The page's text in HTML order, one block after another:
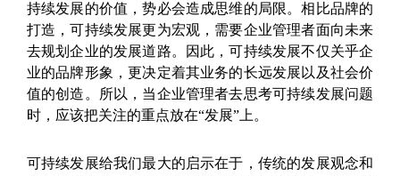
持续发展的价值，势必会造成思维的局限。相比品牌的
打造，可持续发展更为宏观，需要企业管理者面向未来
去规划企业的发展道路。因此，可持续发展不仅关乎企
业的品牌形象，更决定着其业务的长远发展以及社会价
值的创造。所以，当企业管理者去思考可持续发展问题
时，应该把关注的重点放在“发展”上。
可持续发展给我们最大的启示在于，传统的发展观念和